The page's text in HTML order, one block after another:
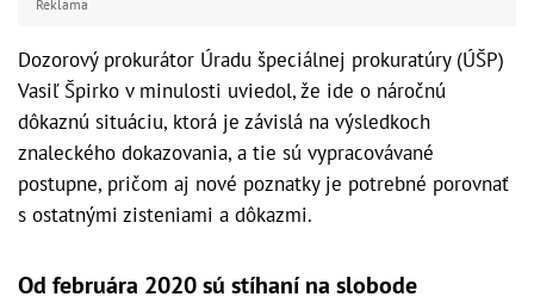
Reklama
Dozorový prokurátor Úradu špeciálnej prokuratúry (ÚŠP)
Vasiľ Špirko v minulosti uviedol, že ide o náročnú
dôkaznú situáciu, ktorá je závislá na výsledkoch
znaleckého dokazovania, a tie sú vypracovávané
postupne, pričom aj nové poznatky je potrebné porovnať
s ostatnými zisteniami a dôkazmi.
Od februára 2020 sú stíhaní na slobode